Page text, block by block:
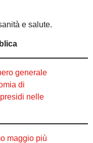
e salute.
generale
di
nelle
maggio più